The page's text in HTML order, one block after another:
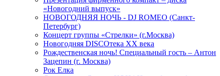
«Новогодний выпуск»
НОВОГОДНЯЯ НОЧЬ - DJ ROMEO (Санкт-
Петербург)
Концерт группы «Стрелки» (г.Москва)
Новогодняя DISCOтека ХХ века
Рождественская ночь! Специальный гость – Антон
Зацепин (г. Москва)
Рок Елка